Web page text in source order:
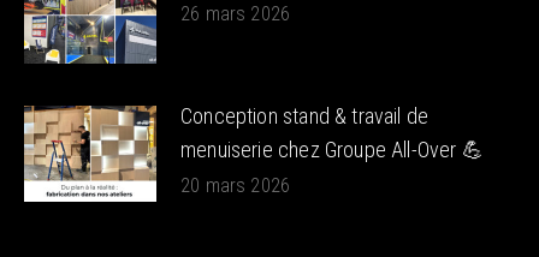
26 mars 2026
Conception stand & travail de
menuiserie chez Groupe All-Over 💪
20 mars 2026